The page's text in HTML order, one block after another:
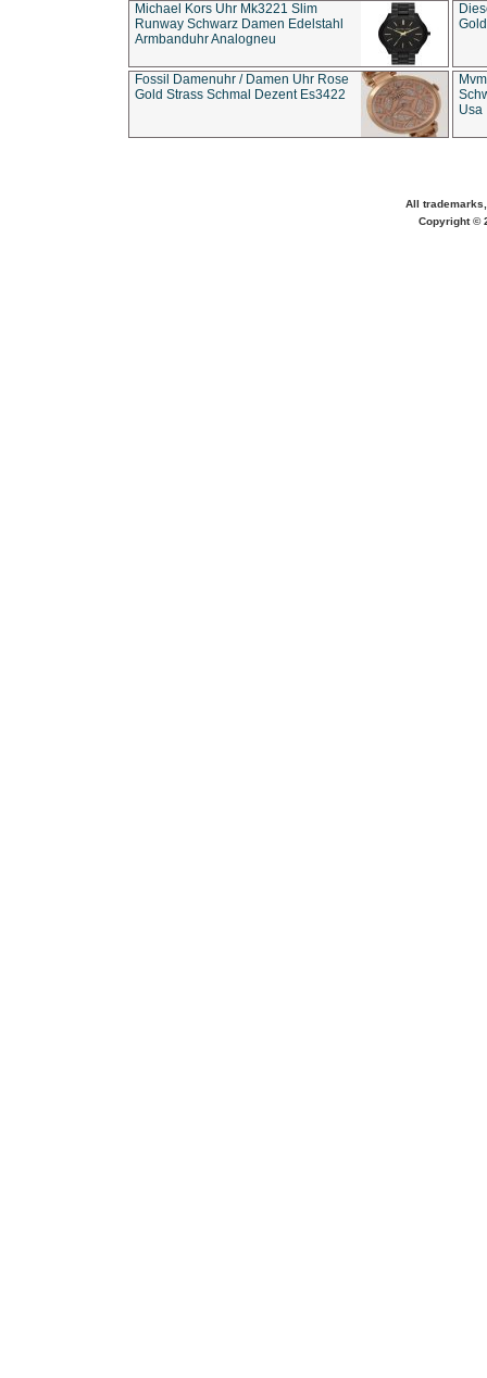
Michael Kors Uhr Mk3221 Slim
Runway Schwarz Damen Edelstahl
Armbanduhr Analogneu
Fossil Damenuhr / Damen Uhr Rose
Gold Strass Schmal Dezent Es3422
Usa
All
Copyright ©